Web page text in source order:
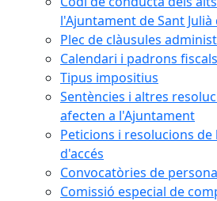
l'Ajuntament de Sant
Plec de clàusules
Calendari i padrons fiscals
Tipus impositius
Sentències i altres
afecten a l'Ajuntament
Peticions i resolucions de
d'accés
Convocatòries de
Comissió especial de